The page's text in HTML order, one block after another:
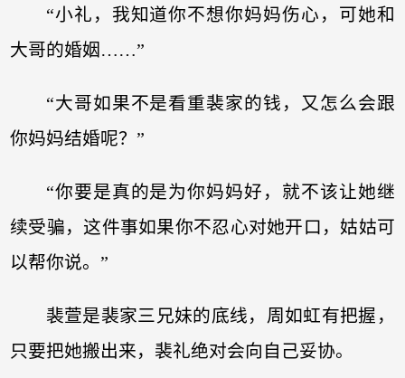
“小礼，我知道你不想你妈妈伤心，可她和
大哥的婚姻……”
“大哥如果不是看重裴家的钱，又怎么会跟
你妈妈结婚呢？”
“你要是真的是为你妈妈好，就不该让她继
续受骗，这件事如果你不忍心对她开口，姑姑可
以帮你说。”
裴萱是裴家三兄妹的底线，周如虹有把握，
只要把她搬出来，裴礼绝对会向自己妥协。